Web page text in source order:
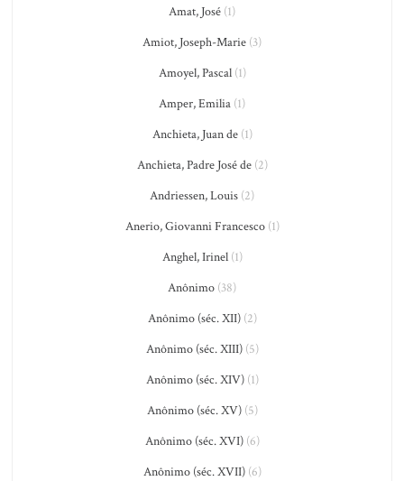
Amat, José (1)
Amiot, Joseph-Marie (3)
Amoyel, Pascal(1)
Amper, Emilia (1)
Anchieta, Juan de(1)
Anchieta, Padre José de(2)
Andriessen, Louis (2)
Anerio, Giovanni Francesco(1)
Anghel, Irinel(1)
Anônimo (38)
Anônimo (séc. XII)(2)
Anônimo (séc. XIII)(5)
Anônimo (séc. XIV)(1)
Anônimo (séc. XV)(5)
Anônimo (séc. XVI)(6)
Anônimo (séc. XVII)(6)